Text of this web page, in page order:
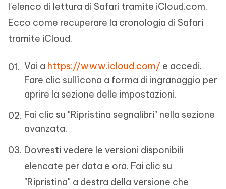
l'elenco di lettura di Safari tramite iCloud.com.
Ecco come recuperare la cronologia di Safari
tramite iCloud.
Vai a https://www.icloud.com/ e accedi.
Fare clic sull'icona a forma di ingranaggio per
aprire la sezione delle impostazioni.
Fai clic su "Ripristina segnalibri" nella sezione
avanzata.
Dovresti vedere le versioni disponibili
elencate per data e ora. Fai clic su
"Ripristina" a destra della versione che